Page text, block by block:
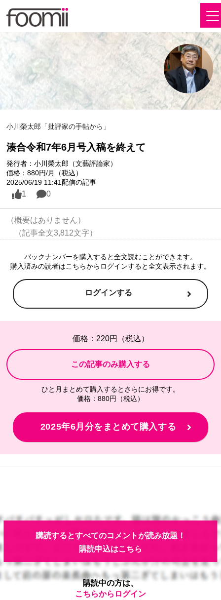
小川榮太郎「批評家の手帖から」
湊合令和7年6月号入稿を終えて
発行者：小川榮太郎（文藝評論家）
価格：880円/月（税込）
2025/06/19 11:41配信の記事
1 0
（概要はありません）
バックナンバーを購入すると全文読むことができます。
購入済みの読者はこちらからログインすると全文表示されます。
ログインする
価格：220円（税込）
ひと月まとめて購入するとさらにお得です。
価格：880円（税込）
2025年6月分をまとめて購入する
購読するとすべてのコメントが読み放題！
購読申込はこちら
購読中の方は、
こちらからログイン